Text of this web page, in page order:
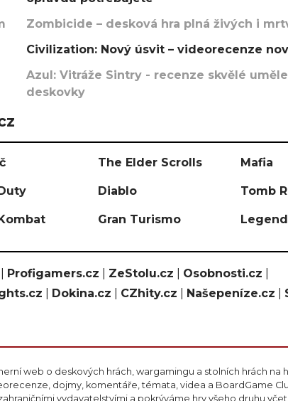
Zombicide – desková hra plná živých i
Civilization: Nový úsvit – videorecenze
Azul: Vitráže Sintry - recenze skvělé
deskovky
The Elder Scrolls Mafia
Diablo Tomb
Gran Turismo
Profigamers.cz ZeStolu.cz Osobnosti.cz
Dokina.cz CZhity.cz Našepeníze.cz
web o deskových hrách, wargamingu a stolních hrách na
dojmy, komentáře, témata, videa a BoardGame
vydavatelstvími a pokrýváme hry všeho druhu